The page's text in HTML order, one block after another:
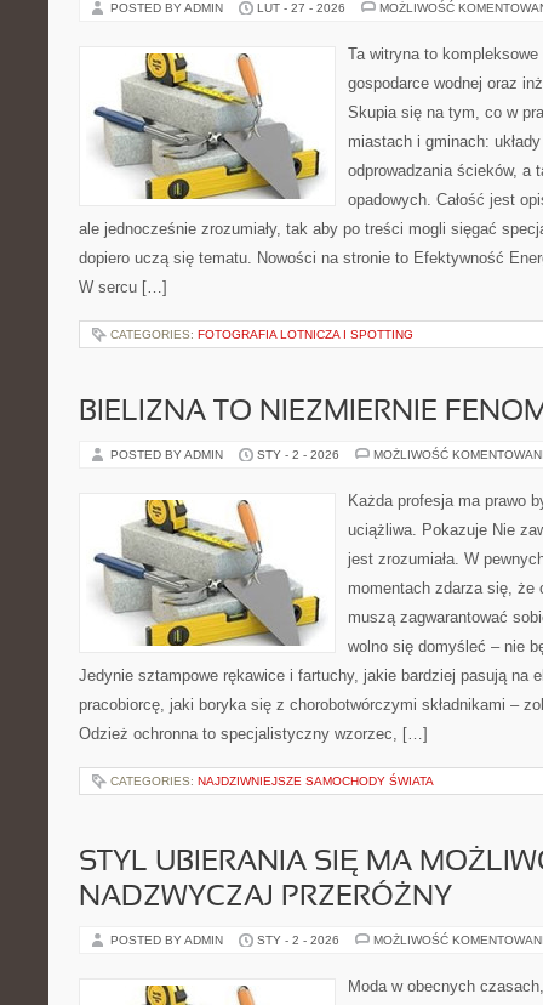
POSTED BY ADMIN LUT - 27 - 2026 MOŻLIWOŚĆ
Ta witryna to
gospodarce wodnej oraz
Skupia się na tym, co w
miastach i gminach:
odprowadzania ścieków, a
opadowych. Całość jest
ale jednocześnie zrozumiały, tak aby po treści mogli sięgać
dopiero uczą się tematu. Nowości na stronie to Efektywność
W sercu […]
CATEGORIES: FOTOGRAFIA LOTNICZA I SPOTTING
BIELIZNA TO NIEZMIERNIE
POSTED BY ADMIN STY - 2 - 2026 MOŻLIWOŚĆ
Każda profesja ma prawo
uciążliwa. Pokazuje Nie
jest zrozumiała. W
momentach zdarza się, że
muszą zagwarantować
wolno się domyśleć – nie
Jedynie sztampowe rękawice i fartuchy, jakie bardziej pasują na
pracobiorcę, jaki boryka się z chorobotwórczymi składnikami –
Odzież ochronna to specjalistyczny wzorzec, […]
CATEGORIES: NAJDZIWNIEJSZE SAMOCHODY ŚWIATA
STYL UBIERANIA SIĘ MA
NADZWYCZAJ PRZERÓŻNY
POSTED BY ADMIN STY - 2 - 2026 MOŻLIWOŚĆ
Moda w obecnych